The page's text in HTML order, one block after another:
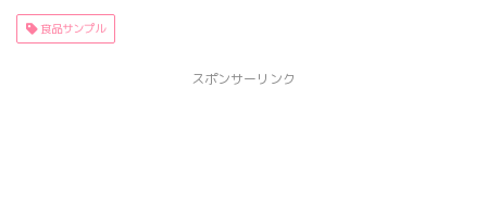
食品サンプル
スポンサーリンク